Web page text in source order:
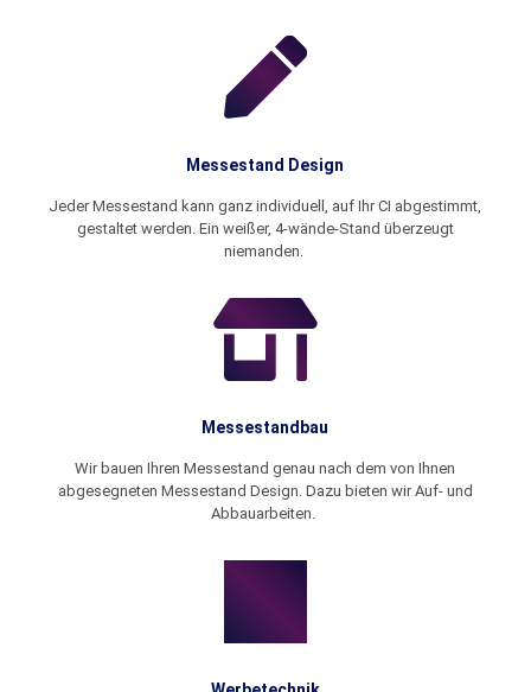
Messestand Design
Jeder Messestand kann ganz individuell, auf Ihr CI abgestimmt,
gestaltet werden. Ein weißer, 4-wände-Stand überzeugt
niemanden.
Messestandbau
Wir bauen Ihren Messestand genau nach dem von Ihnen
abgesegneten Messestand Design. Dazu bieten wir Auf- und
Abbauarbeiten.